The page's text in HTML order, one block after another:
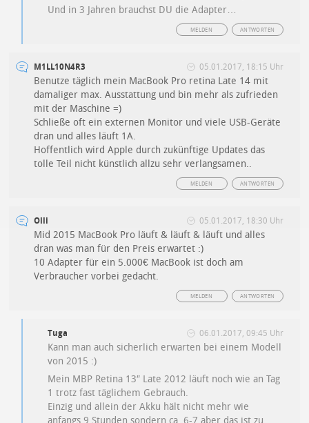
Und in 3 Jahren brauchst DU die Adapter…
ANTWORTEN
MELDEN
M1LL10N4R3 05.01.2017, 18:15 Uhr
Benutze täglich mein MacBook Pro retina Late 14 mit
damaliger max. Ausstattung und bin mehr als zufrieden
mit der Maschine =)
Schließe oft ein externen Monitor und viele USB-Geräte
dran und alles läuft 1A.
Hoffentlich wird Apple durch zukünftige Updates das
tolle Teil nicht künstlich allzu sehr verlangsamen..
ANTWORTEN
MELDEN
Olli 05.01.2017, 18:30 Uhr
Mid 2015 MacBook Pro läuft & läuft & läuft und alles
dran was man für den Preis erwartet :)
10 Adapter für ein 5.000€ MacBook ist doch am
Verbraucher vorbei gedacht.
ANTWORTEN
MELDEN
Tuga 06.01.2017, 09:45 Uhr
Kann man auch sicherlich erwarten bei einem Modell
von 2015 :)
Mein MBP Retina 13″ Late 2012 läuft noch wie an Tag
1 trotz fast täglichem Gebrauch.
Einzig und allein der Akku hält nicht mehr wie
anfangs 9 Stunden sondern ca. 6-7 aber das ist zu